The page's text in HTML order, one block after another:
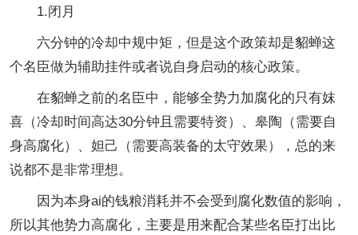
1.闭月
六分钟的冷却中规中矩，但是这个政策却是貂蝉这
个名臣做为辅助挂件或者说自身启动的核心政策。
在貂蝉之前的名臣中，能够全势力加腐化的只有妺
喜（冷却时间高达30分钟且需要特资）、皋陶（需要自
身高腐化）、妲己（需要高装备的太守效果），总的来
说都不是非常理想。
因为本身ai的钱粮消耗并不会受到腐化数值的影响，
所以其他势力高腐化，主要是用来配合某些名臣打出比